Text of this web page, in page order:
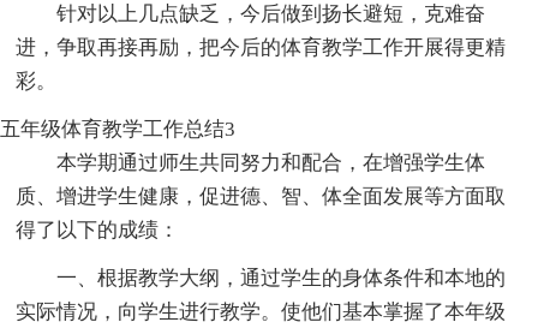
针对以上几点缺乏，今后做到扬长避短，克难奋
进，争取再接再励，把今后的体育教学工作开展得更精
彩。
五年级体育教学工作总结3
本学期通过师生共同努力和配合，在增强学生体
质、增进学生健康，促进德、智、体全面发展等方面取
得了以下的成绩：
一、根据教学大纲，通过学生的身体条件和本地的
实际情况，向学生进行教学。使他们基本掌握了本年级